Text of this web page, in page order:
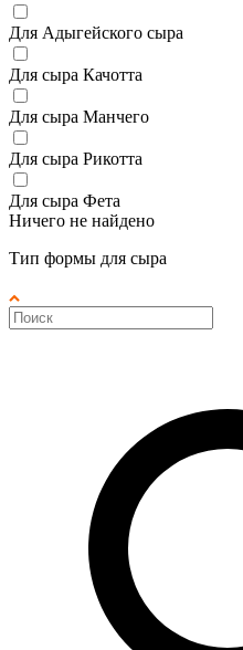
Для Адыгейского сыра
Для сыра Качотта
Для сыра Манчего
Для сыра Рикотта
Для сыра Фета
Ничего не найдено
Тип формы для сыра